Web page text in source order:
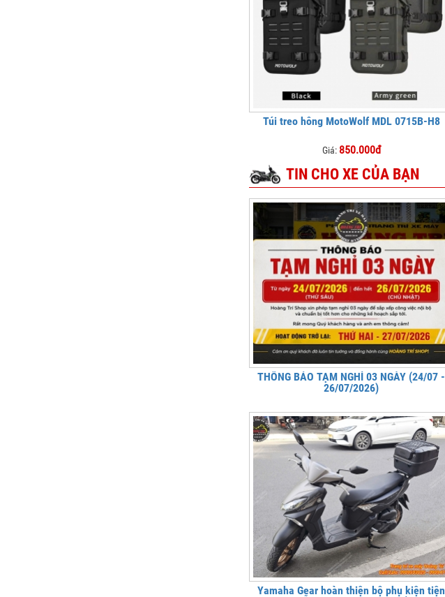
Túi treo hông MotoWolf MDL 0715B-H8
Giá: 850.000đ
TIN CHO XE CỦA BẠN
THÔNG BÁO TẠM NGHỈ 03 NGÀY (24/07 -
26/07/2026)
Yamaha Gear hoàn thiện bộ phụ kiện tiện